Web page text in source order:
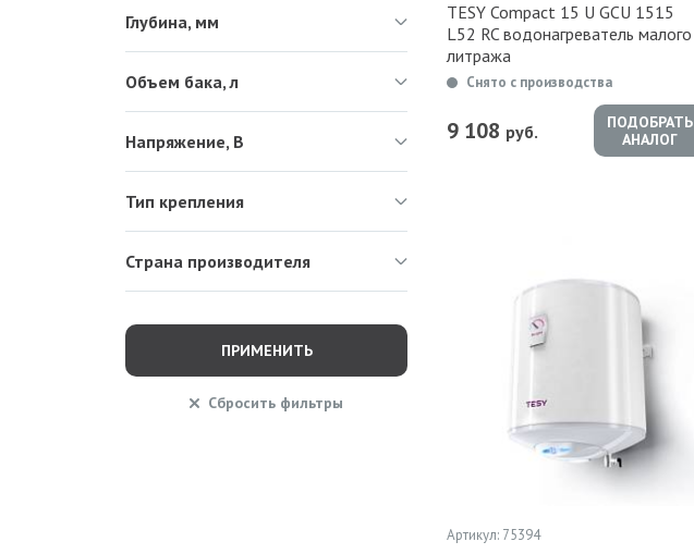
Глубина, мм
Объем бака, л
Напряжение, В
Тип крепления
Страна производителя
ПРИМЕНИТЬ
Сбросить фильтры
TESY Compact 15 U GCU 1515
L52 RC водонагреватель малого
литража
Снято с производства
9 108 руб.
ПОДОБРАТЬ
АНАЛОГ
Артикул: 75394